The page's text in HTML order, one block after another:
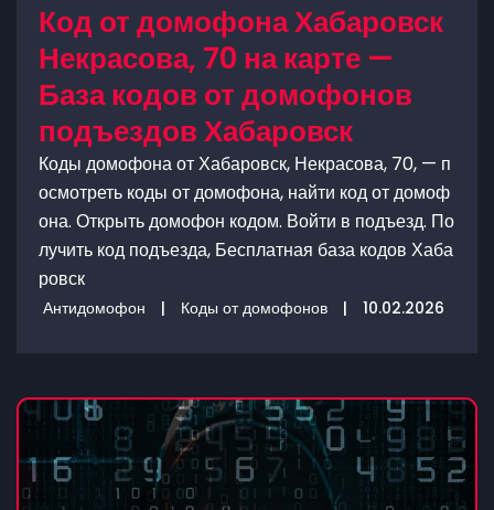
Код от домофона Хабаровск
Некрасова, 70 на карте —
База кодов от домофонов
подъездов Хабаровск
Коды домофона от Хабаровск, Некрасова, 70, — п
осмотреть коды от домофона, найти код от домоф
она. Открыть домофон кодом. Войти в подъезд. По
лучить код подъезда, Бесплатная база кодов Хаба
ровск
Антидомофон | Коды от домофонов | 10.02.2026